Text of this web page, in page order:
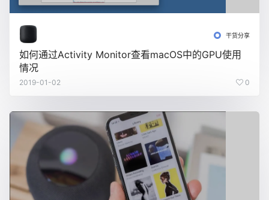
干货分享
如何通过Activity Monitor查看macOS中的GPU使用
情况
2019-01-02 0